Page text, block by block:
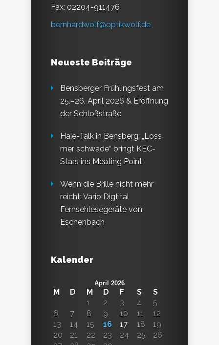
Fax: 02204-911476
bernhardwolf@optikwolf.de
Neueste Beiträge
Bensberger Frühlingsfest am
25.–26. April 2026 & Eröffnung
der Schloßstraße
Haie-Talk in Bensberg: „Loss
mer schwade“ bringt KEC-
Stars ins Meating Point
Wenn die Brille nicht mehr
reicht: Vario Digtital
Fernsehlesegeräte von
Eschenbach
Kalender
April 2026
M D M D F S
S
1
2 3 4
5
6
7 8 9 10 11
12
13
14 15 16 17 18
19
20
21 22 23 24 25
26